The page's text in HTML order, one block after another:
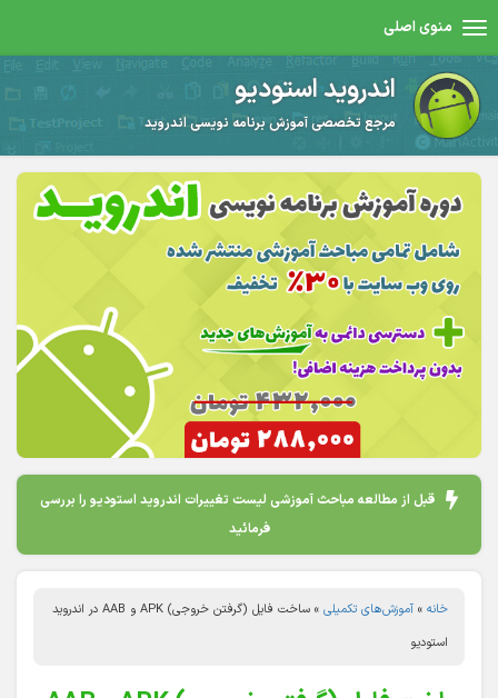
منوی اصلی
اندروید استودیو
مرجع تخصصی آموزش برنامه نویسی اندروید
قبل از مطالعه مباحث آموزشی لیست تغییرات اندروید استودیو را بررسی
فرمائید
خانه » آموزش‌های تکمیلی »
ساخت فایل (گرفتن خروجی) APK و AAB در اندروید
استودیو